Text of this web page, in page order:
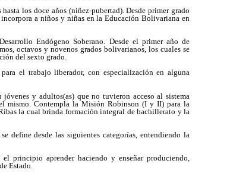
los doce años (niñez-pubertad). Desde primer grado
a niños y niñas en la Educación Bolivariana en
Endógeno Soberano. Desde el primer año de
octavos y novenos grados bolivarianos, los cuales se
del sexto grado.
el trabajo liberador, con especialización en alguna
y adultos(as) que no tuvieron acceso al sistema
mismo. Contempla la Misión Robinson (I y II) para la
la cual brinda formación integral de bachillerato y la
define desde las siguientes categorías, entendiendo la
principio aprender haciendo y enseñar produciendo,
Estado.